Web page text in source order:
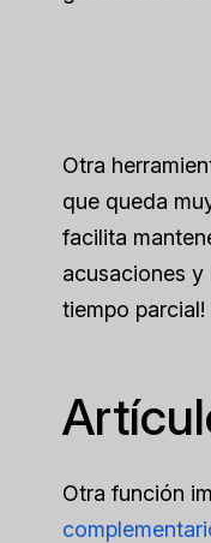
Otra
que queda
facilita
acusaciones y
tiempo parcial!
Otra función